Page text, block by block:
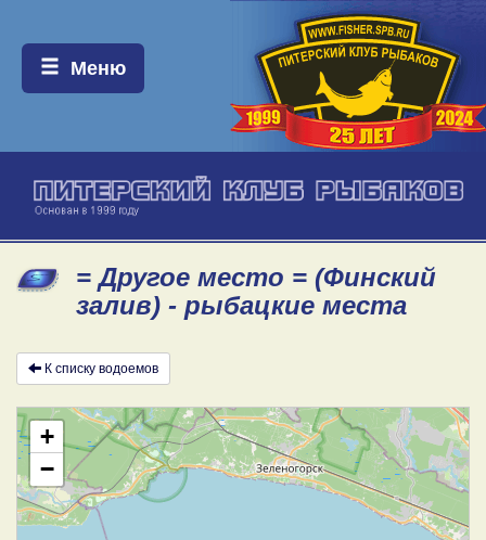
Меню:
Меню
= Другое место = (Финский
залив) - рыбацкие места
К списку водоемов
+
−